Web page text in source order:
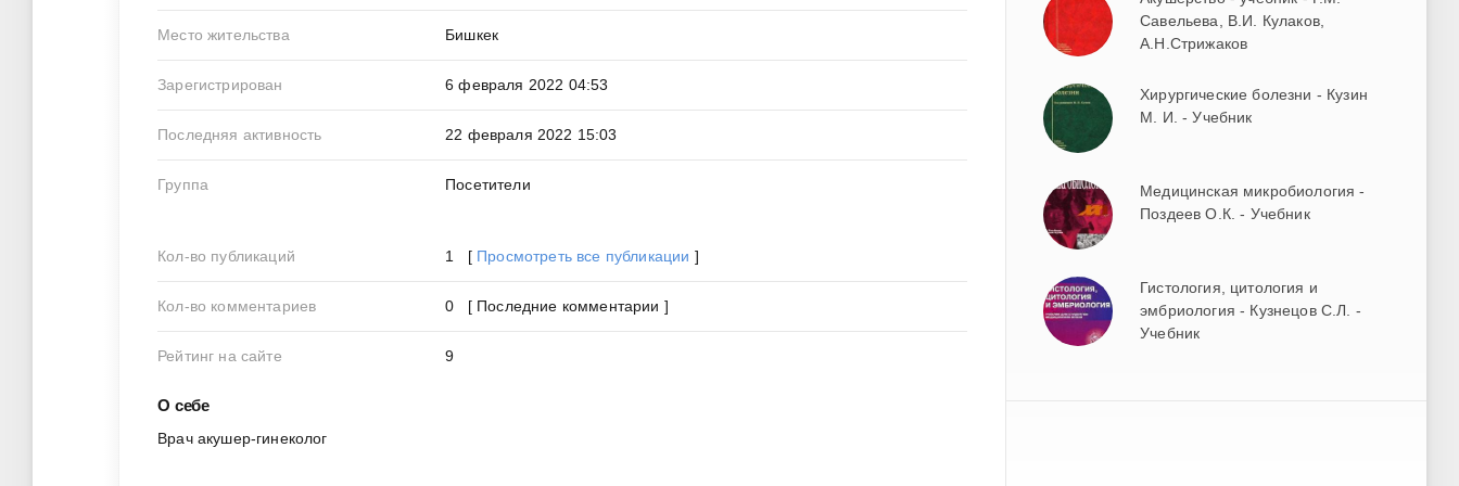
Место жительства Бишкек
Зарегистрирован 6 февраля 2022 04:53
Последняя активность 22 февраля 2022 15:03
Группа Посетители
Кол-во публикаций 1 [ Просмотреть все публикации ]
Кол-во комментариев 0 [ Последние комментарии ]
Рейтинг на сайте 9
О себе
Врач акушер-гинеколог
Савельева, В.И. Кулаков,
А.Н.Стрижаков
Хирургические болезни - Кузин
М. И. - Учебник
Медицинская микробиология -
Поздеев О.К. - Учебник
Гистология, цитология и
эмбриология - Кузнецов С.Л. -
Учебник